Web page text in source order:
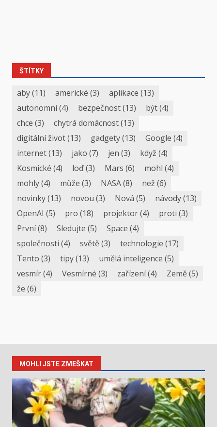
ŠTÍTKY
aby(11) americké (3) aplikace (13)
autonomní(4) bezpečnost(13) být(4)
chce (3) chytrá domácnost(13)
digitální život(13) gadgety(13) Google (4)
internet(13) jako (7) jen (3) když (4)
Kosmické (4) loď(3) Mars (6) mohl (4)
mohly(4) může (3) NASA(8) než (6)
novinky(13) novou (3) Nová (5) návody(13)
OpenAI (5) pro (18) projektor(4) proti (3)
První(8) Sledujte (5) Space (4)
společnosti (4) světě(3) technologie (17)
Tento (3) tipy(13) umělá inteligence (5)
vesmír(4) Vesmírné (3) zařízení(4) Země(5)
že (6)
MOHLI JSTE ZMEŠKAT